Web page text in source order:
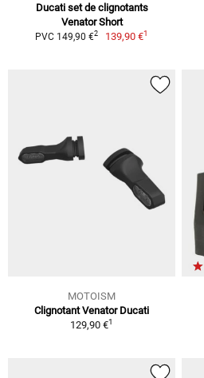
Ducati set de clignotants
Venator Short
PVC 149,90 €2 139,90 €1
MOTOISM
Clignotant Venator Ducati
129,90 €1